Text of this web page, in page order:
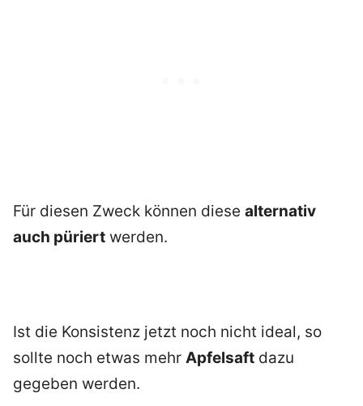
Für diesen Zweck können diese alternativ
auch püriert werden.
Ist die Konsistenz jetzt noch nicht ideal, so
sollte noch etwas mehr Apfelsaft dazu
gegeben werden.